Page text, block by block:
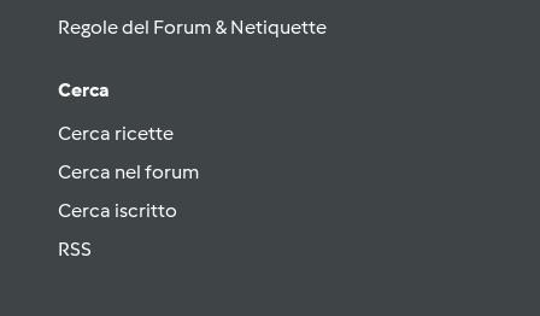
Regole del Forum & Netiquette
Cerca
Cerca ricette
Cerca nel forum
Cerca iscritto
RSS